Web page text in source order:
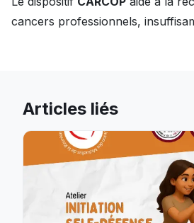
cancers professionnels,
Articles liés